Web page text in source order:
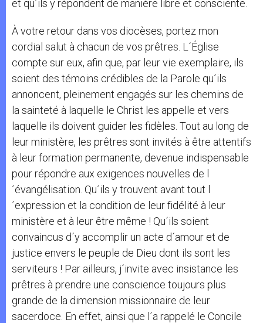
et qu´ils y répondent de manière libre et consciente.
À votre retour dans vos diocèses, portez mon
cordial salut à chacun de vos prêtres. L´Église
compte sur eux, afin que, par leur vie exemplaire, ils
soient des témoins crédibles de la Parole qu´ils
annoncent, pleinement engagés sur les chemins de
la sainteté à laquelle le Christ les appelle et vers
laquelle ils doivent guider les fidèles. Tout au long de
leur ministère, les prêtres sont invités à être attentifs
à leur formation permanente, devenue indispensable
pour répondre aux exigences nouvelles de l
´évangélisation. Qu´ils y trouvent avant tout l
´expression et la condition de leur fidélité à leur
ministère et à leur être même ! Qu´ils soient
convaincus d´y accomplir un acte d´amour et de
justice envers le peuple de Dieu dont ils sont les
serviteurs ! Par ailleurs, j´invite avec insistance les
prêtres à prendre une conscience toujours plus
grande de la dimension missionnaire de leur
sacerdoce. En effet, ainsi que l´a rappelé le Concile